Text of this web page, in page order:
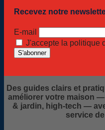
Recevez notre
E-mail
J'accepte la politique
Des guides clairs et
améliorer votre maison
& jardin, high-tech —
service